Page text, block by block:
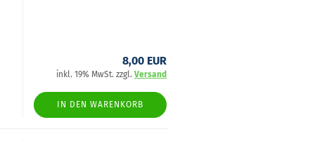
8,00 EUR
inkl. 19% MwSt. zzgl.Versand
IN DEN WARENKORB